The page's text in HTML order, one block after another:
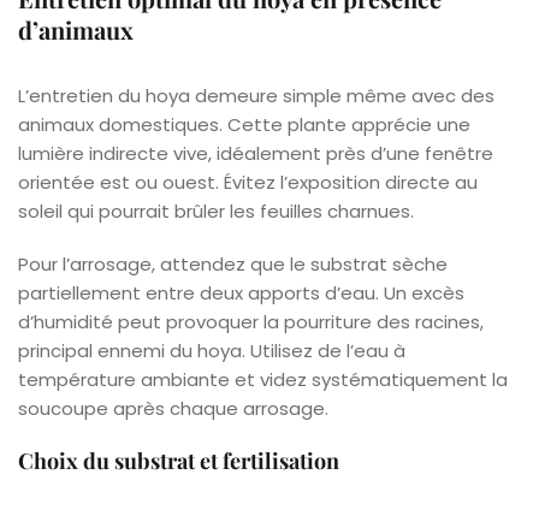
d’animaux
L’entretien du hoya demeure simple même avec des
animaux domestiques. Cette plante apprécie une
lumière indirecte vive, idéalement près d’une fenêtre
orientée est ou ouest. Évitez l’exposition directe au
soleil qui pourrait brûler les feuilles charnues.
Pour l’arrosage, attendez que le substrat sèche
partiellement entre deux apports d’eau. Un excès
d’humidité peut provoquer la pourriture des racines,
principal ennemi du hoya. Utilisez de l’eau à
température ambiante et videz systématiquement la
soucoupe après chaque arrosage.
Choix du substrat et fertilisation